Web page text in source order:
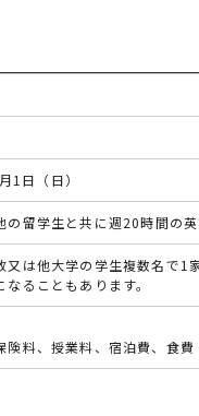
1日（日）
の留学生と共に週20時間の
又は他大学の学生複数名で1
ることもあります。
料、授業料、宿泊費、食